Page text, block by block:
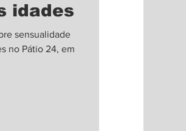
idades
sensualidade
no Pátio 24, em